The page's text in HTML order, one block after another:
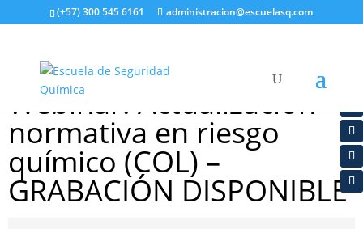
(+57) 300 545 6161 administracion@escuelasq.com
Webinar: Actualización
normativa en riesgo
químico (COL) –
GRABACIÓN DISPONIBLE